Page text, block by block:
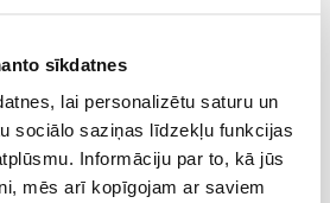
sīkdatnes
lai personalizētu saturu un
sociālo saziņas līdzekļu funkcijas
Informāciju par to, kā jūs
mēs arī kopīgojam ar saviem
kasetēm vai 4 sīpolpuķu